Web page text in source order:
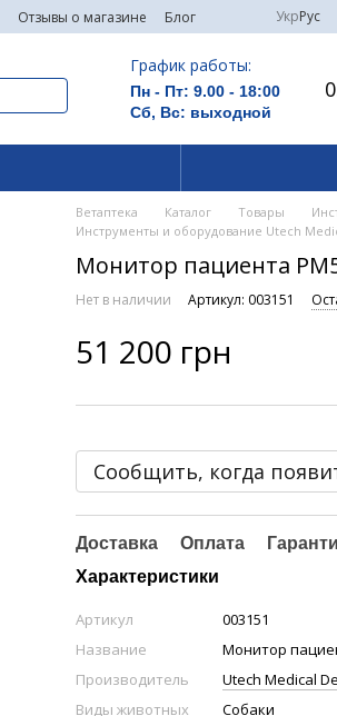
Отзывы о магазине Блог УкрРус
График работы:
Пн - Пт: 9.00 - 18:00
Сб, Вс: выходной
Ветаптека Каталог Товары
Инструменты и оборудование Utech
Монитор пациента
Нет в наличии Артикул: 003151
51 200 грн
Сообщить, когда
Доставка Оплата
Характеристики
Артикул
003151
Название
Монитор
Производитель
Utech Medical
Виды животных
Собаки